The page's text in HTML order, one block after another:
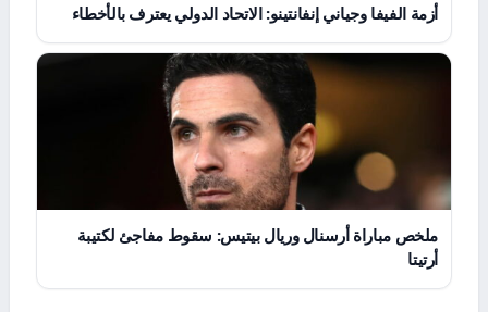
أزمة الفيفا وجياني إنفانتينو: الاتحاد الدولي يعترف بالأخطاء
ملخص مباراة أرسنال وريال بيتيس: سقوط مفاجئ لكتيبة
أرتيتا